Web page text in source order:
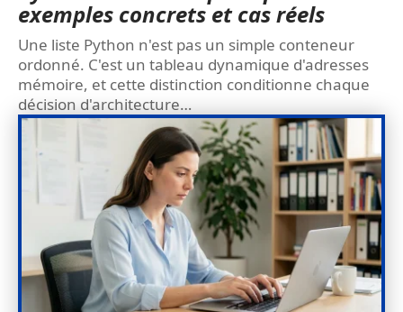
exemples concrets et cas réels
Une liste Python n'est pas un simple conteneur
ordonné. C'est un tableau dynamique d'adresses
mémoire, et cette distinction conditionne chaque
décision d'architecture…